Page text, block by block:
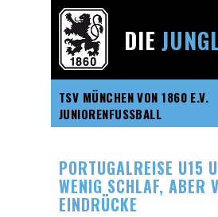
TSV MÜNCHEN VON 1860 E.V.
JUNIORENFUSSBALL
DIE
PORTUGALREISE U15
WENIG SCHLAF, ABER
EINDRÜCKE